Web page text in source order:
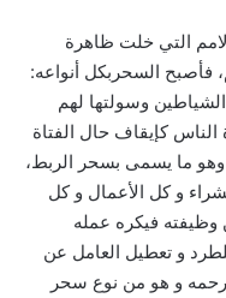
التي خلت ظاهرة
فأصبح السحربكل أنواعه:
وسولتها لهم
كإيقاف حال الفتاة
وهو ما يسمى بسحر الربط،
و كل الأعمال و كل
فيكره عمله
و تعطيل العامل عن
و هو من نوع سحر